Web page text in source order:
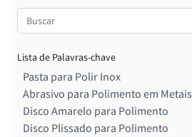
Lista de Palavras-chave
Pasta para Polir Inox
Abrasivo para Polimento em Metais
Disco Amarelo para Polimento
Disco Plissado para Polimento